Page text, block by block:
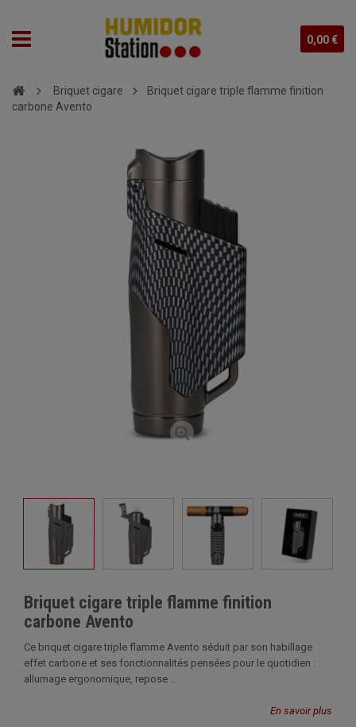
0,00 €
Briquet cigare
Briquet cigare triple flamme finition
carbone Avento
Briquet cigare triple flamme finition
carbone Avento
Ce briquet cigare triple flamme Avento séduit par son habillage
effet carbone et ses fonctionnalités pensées pour le quotidien :
allumage ergonomique, repose ...
En savoir plus